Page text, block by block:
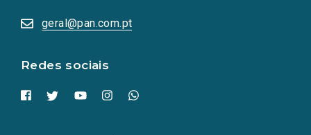
geral@pan.com.pt
Redes sociais
numa
nova